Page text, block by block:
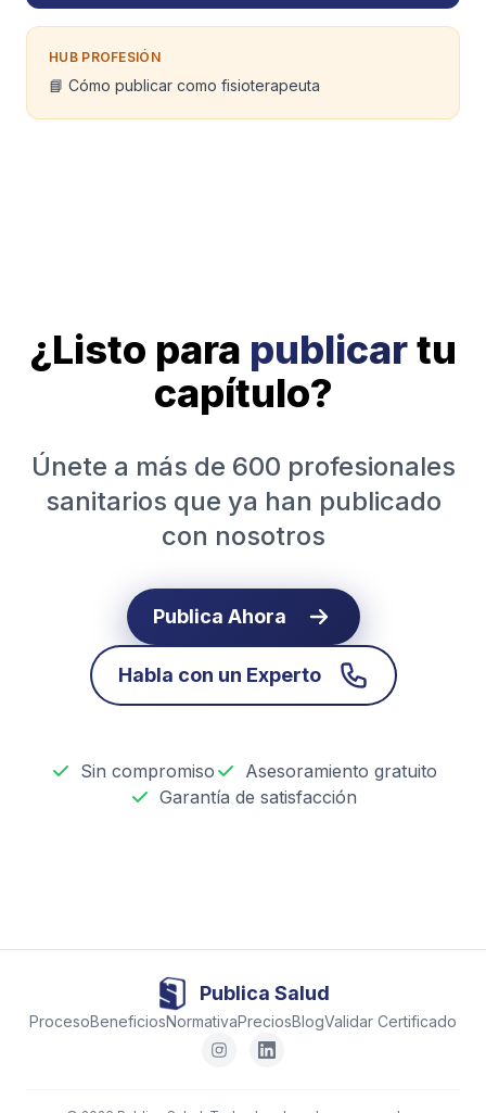
HUB PROFESIÓN
📘 Cómo publicar como fisioterapeuta
¿Listo para publicartu
capítulo?
Únete a más de 600 profesionales
sanitarios que ya han publicado
con nosotros
Publica Ahora
Habla con un Experto
Sin compromiso
Asesoramiento gratuito
Garantía de satisfacción
Publica Salud
ProcesoBeneficiosNormativaPreciosBlogValidar Certificado